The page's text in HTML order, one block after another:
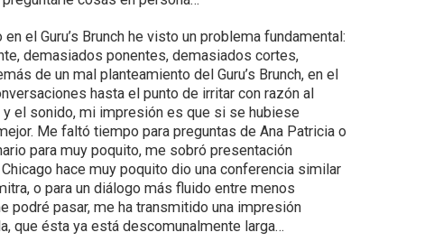
el Guru’s Brunch he visto un problema fundamental:
demasiados ponentes, demasiados cortes,
de un mal planteamiento del Guru’s Brunch, en el
hasta el punto de irritar con razón al
el sonido, mi impresión es que si se hubiese
Me faltó tiempo para preguntas de Ana Patricia o
para muy poquito, me sobró presentación
hace muy poquito dio una conferencia similar
o para un diálogo más fluido entre menos
podré pasar, me ha transmitido una impresión
que ésta ya está descomunalmente larga…